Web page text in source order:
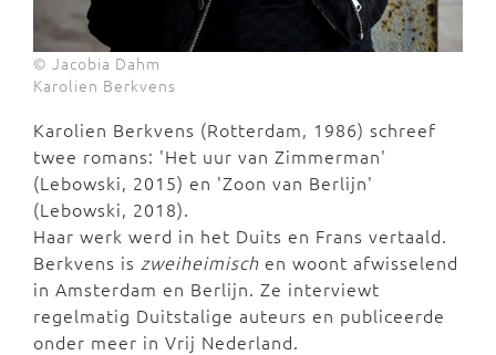
© Jacobia Dahm
Karolien Berkvens
Karolien Berkvens (Rotterdam, 1986) schreef
twee romans: 'Het uur van Zimmerman'
(Lebowski, 2015) en 'Zoon van Berlijn'
(Lebowski, 2018).
Haar werk werd in het Duits en Frans vertaald.
Berkvens is zweiheimisch en woont afwisselend
in Amsterdam en Berlijn. Ze interviewt
regelmatig Duitstalige auteurs en publiceerde
onder meer in Vrij Nederland.